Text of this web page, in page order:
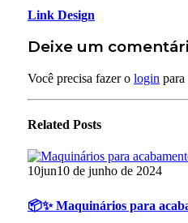
Link Design
Deixe um
Você precisa fazer o login
Related Posts
10jun10 de junho de 2024
📦✨ Maquinários para